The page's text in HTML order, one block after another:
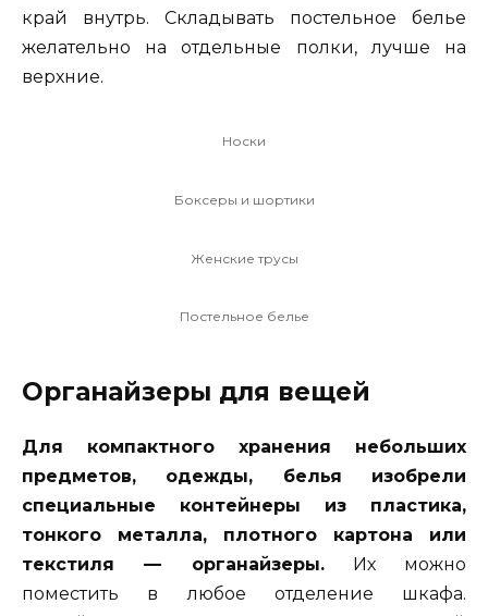
край внутрь. Складывать постельное белье
желательно на отдельные полки, лучше на
верхние.
Носки
Боксеры и шортики
Женские трусы
Постельное белье
Органайзеры для вещей
Для компактного хранения небольших
предметов, одежды, белья изобрели
специальные контейнеры из пластика,
тонкого металла, плотного картона или
текстиля — органайзеры.Их можно
поместить в любое отделение шкафа.